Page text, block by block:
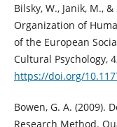
Bilsky, W., Janik, M.,
Organization of
of the European
Cultural Psychology,
https://doi.org/
Bowen, G. A. (2009).
Research Method.